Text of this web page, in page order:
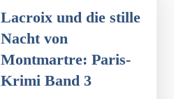
Lacroix und die stille
Nacht von
Montmartre: Paris-
Krimi Band 3